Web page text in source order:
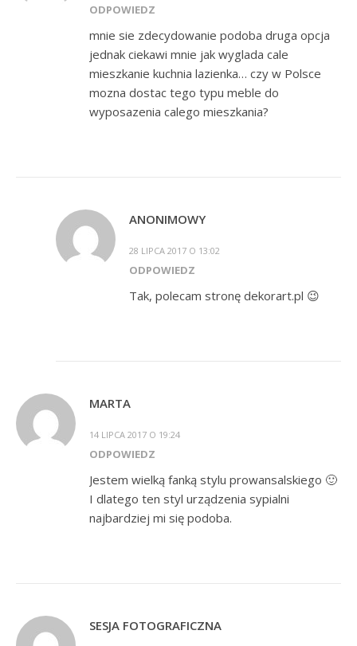
ODPOWIEDZ
mnie sie zdecydowanie podoba druga opcja
jednak ciekawi mnie jak wyglada cale
mieszkanie kuchnia lazienka… czy w Polsce
mozna dostac tego typu meble do
wyposazenia calego mieszkania?
ANONIMOWY
28 LIPCA 2017 O 13:02
ODPOWIEDZ
Tak, polecam stronę dekorart.pl 😉
MARTA
14 LIPCA 2017 O 19:24
ODPOWIEDZ
Jestem wielką fanką stylu prowansalskiego 🙂
I dlatego ten styl urządzenia sypialni
najbardziej mi się podoba.
SESJA FOTOGRAFICZNA